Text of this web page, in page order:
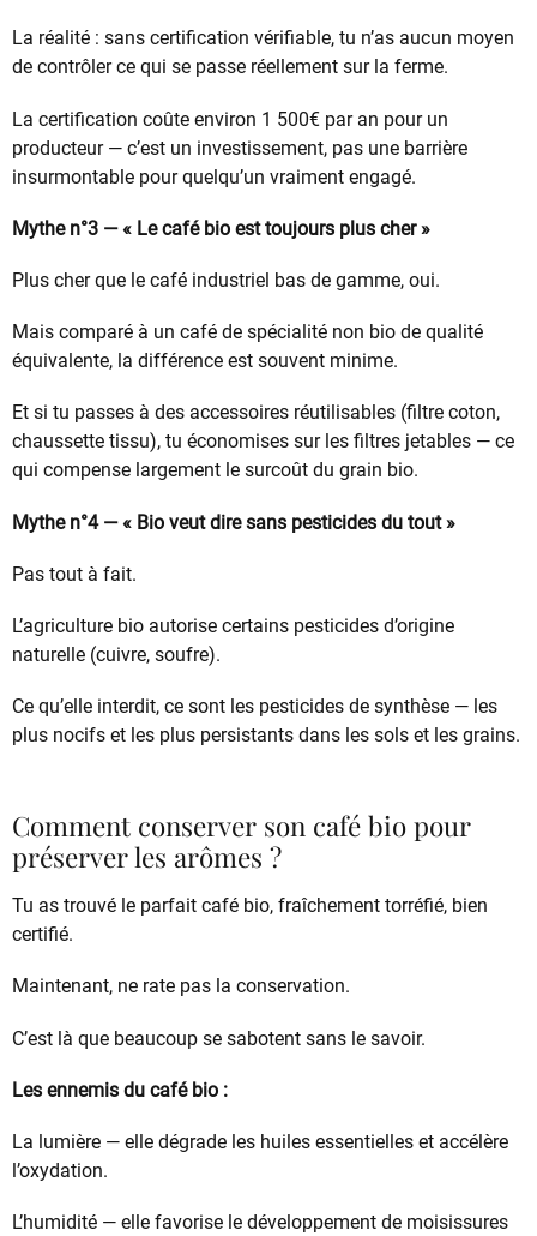
La réalité : sans certification vérifiable, tu n’as aucun moyen
de contrôler ce qui se passe réellement sur la ferme.
La certification coûte environ 1 500€ par an pour un
producteur — c’est un investissement, pas une barrière
insurmontable pour quelqu’un vraiment engagé.
Mythe n°3 — « Le café bio est toujours plus cher »
Plus cher que le café industriel bas de gamme, oui.
Mais comparé à un café de spécialité non bio de qualité
équivalente, la différence est souvent minime.
Et si tu passes à des accessoires réutilisables (filtre coton,
chaussette tissu), tu économises sur les filtres jetables — ce
qui compense largement le surcoût du grain bio.
Mythe n°4 — « Bio veut dire sans pesticides du tout »
Pas tout à fait.
L’agriculture bio autorise certains pesticides d’origine
naturelle (cuivre, soufre).
Ce qu’elle interdit, ce sont les pesticides de synthèse — les
plus nocifs et les plus persistants dans les sols et les grains.
Comment conserver son café bio pour
préserver les arômes ?
Tu as trouvé le parfait café bio, fraîchement torréfié, bien
certifié.
Maintenant, ne rate pas la conservation.
C’est là que beaucoup se sabotent sans le savoir.
Les ennemis du café bio :
La lumière — elle dégrade les huiles essentielles et accélère
l’oxydation.
L’humidité — elle favorise le développement de moisissures